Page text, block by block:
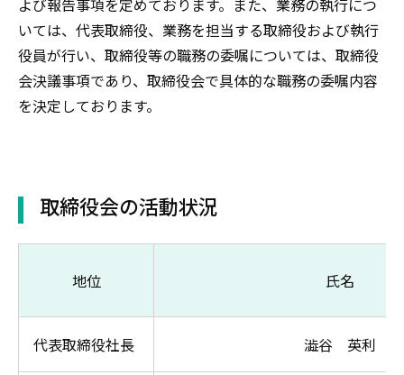
よび報告事項を定めております。また、業務の執行につ
いては、代表取締役、業務を担当する取締役および執行
役員が行い、取締役等の職務の委嘱については、取締役
会決議事項であり、取締役会で具体的な職務の委嘱内容
を決定しております。
取締役会の活動状況
地位 氏名
代表取締役社長 澁谷 英利